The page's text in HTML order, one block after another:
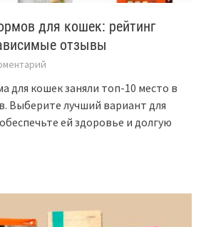
для кошек: рейтинг
отзывы
для кошек заняли топ-10 место в
Выберите лучший вариант для
ей здоровье и долгую